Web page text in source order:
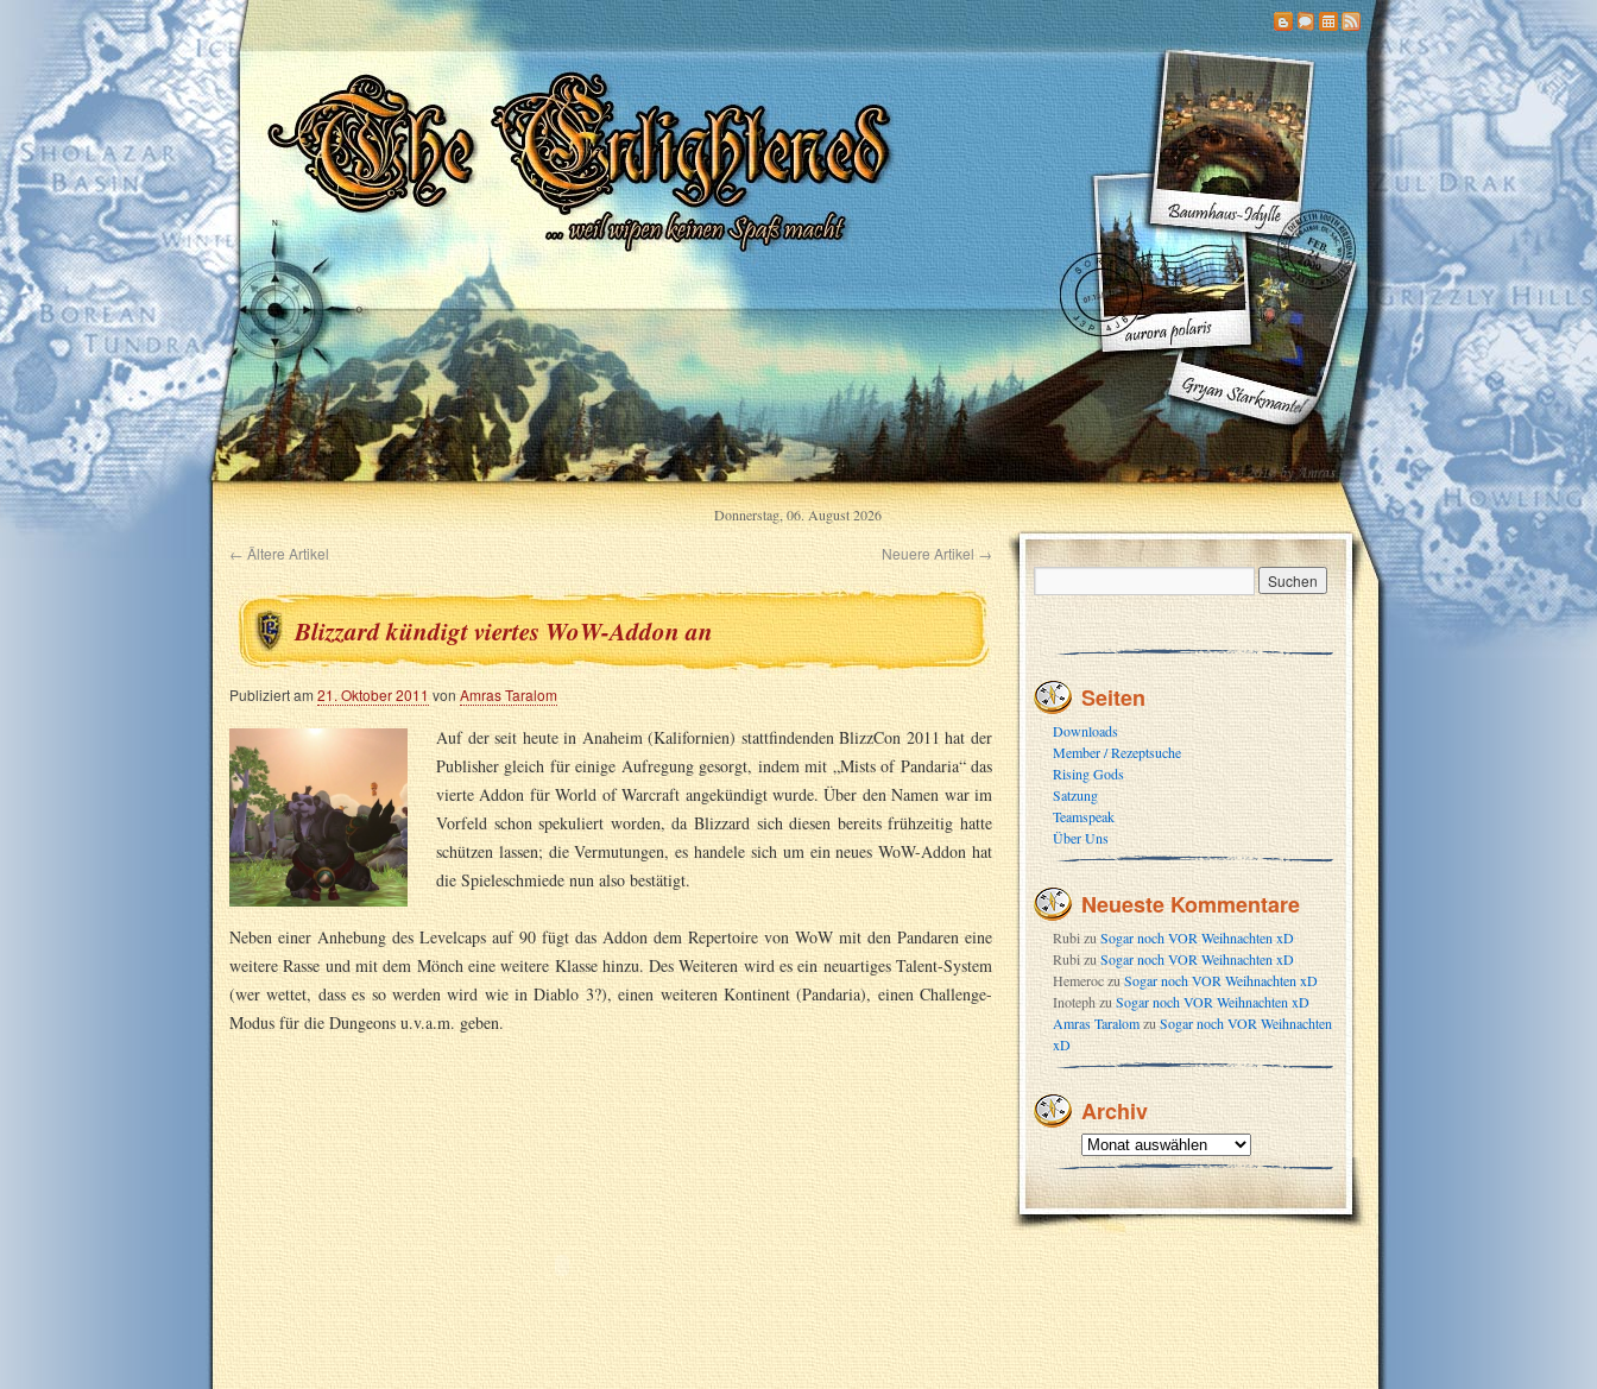
Donnerstag, 06. August 2026
← Ältere Artikel Neuere Artikel→
Blizzard kündigt viertes WoW-Addon an
Publiziert am21. Oktober 2011 von Amras Taralom
Auf der seit heute in Anaheim (Kalifornien) stattfindenden BlizzCon 2011 hat der
Publisher gleich für einige Aufregung gesorgt, indem mit „Mists of Pandaria“ das
vierte Addon für World of Warcraft angekündigt wurde. Über den Namen war im
Vorfeld schon spekuliert worden, da Blizzard sich diesen bereits frühzeitig hatte
schützen lassen; die Vermutungen, es handele sich um ein neues WoW-Addon hat
die Spieleschmiede nun also bestätigt.
Neben einer Anhebung des Levelcaps auf 90 fügt das Addon dem Repertoire von WoW mit den Pandaren eine
weitere Rasse und mit dem Mönch eine weitere Klasse hinzu. Des Weiteren wird es ein neuartiges Talent-System
(wer wettet, dass es so werden wird wie in Diablo 3?), einen weiteren Kontinent (Pandaria), einen Challenge-
Modus für die Dungeons u.v.a.m. geben.
Seiten
Downloads
Member / Rezeptsuche
Rising Gods
Satzung
Teamspeak
Über Uns
Neueste Kommentare
RubizuSogar noch VOR Weihnachten xD
Rubizu Sogar noch VOR Weihnachten xD
HemeroczuSogar noch VOR Weihnachten xD
Inotephzu Sogar noch VOR Weihnachten xD
Amras TaralomzuSogar noch VOR Weihnachten
xD
Archiv